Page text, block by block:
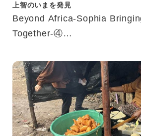
上智のいまを発見
Beyond Africa-Sophia
Together-④